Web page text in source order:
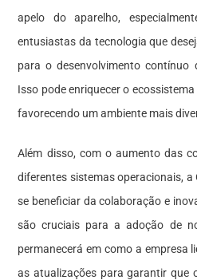
apelo do aparelho,
entusiastas da tecnologia que
para o desenvolvimento contínuo
Isso pode enriquecer o
favorecendo um ambiente mais
Além disso, com o aumento das
diferentes sistemas operacionais, a
se beneficiar da colaboração e
são cruciais para a adoção de
permanecerá em como a empresa
as atualizações para garantir que